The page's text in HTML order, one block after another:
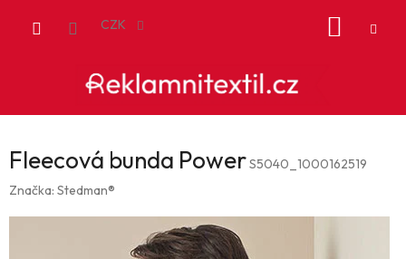
CZK
Fleecová bunda PowerS5040_1000162519
Značka: Stedman®